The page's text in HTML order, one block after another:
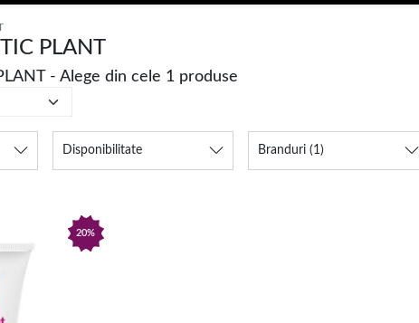
PLANT
- Alege din cele 1 produse
Disponibilitate Branduri (1)
20%